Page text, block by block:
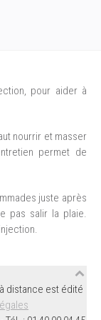
pour aider à
nourrir et masser
permet de
juste après
pas salir la plaie.
distance est édité